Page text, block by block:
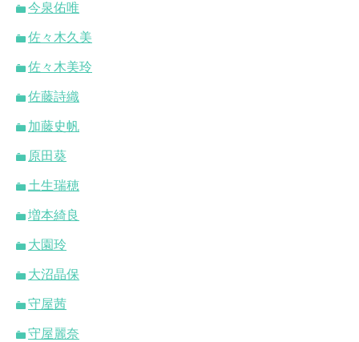
今泉佑唯
佐々木久美
佐々木美玲
佐藤詩織
加藤史帆
原田葵
土生瑞穂
増本綺良
大園玲
大沼晶保
守屋茜
守屋麗奈